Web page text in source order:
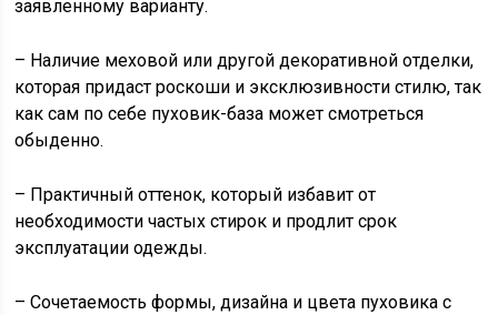
заявленному варианту.
– Наличие меховой или другой декоративной отделки,
которая придаст роскоши и эксклюзивности стилю, так
как сам по себе пуховик-база может смотреться
обыденно.
– Практичный оттенок, который избавит от
необходимости частых стирок и продлит срок
эксплуатации одежды.
– Сочетаемость формы, дизайна и цвета пуховика с